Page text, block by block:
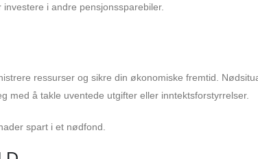
i andre pensjonssparebiler.
ressurser og sikre din økonomiske fremtid.
med å takle uventede utgifter eller inntektsforstyrrelser.
spart i et nødfond.